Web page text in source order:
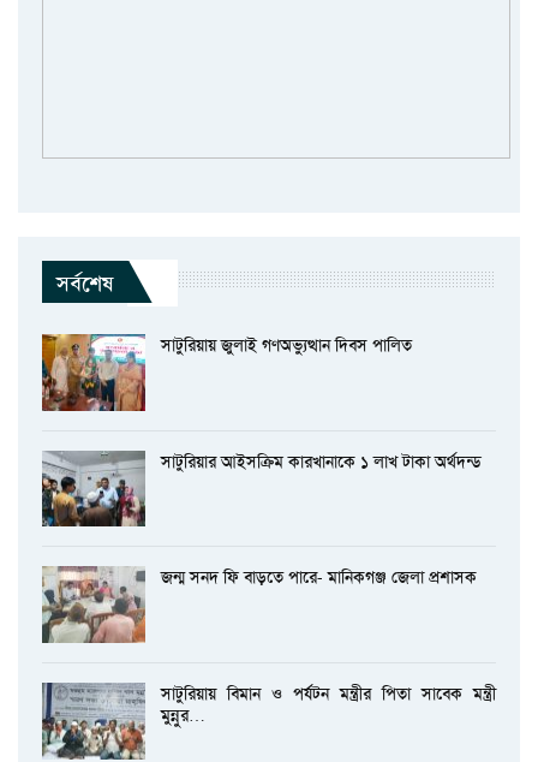
সর্বশেষ
সাটুরিয়ায় জুলাই গণঅভ্যুত্থান দিবস পালিত
সাটুরিয়ার আইসক্রিম কারখানাকে ১ লাখ টাকা অর্থদন্ড
জন্ম সনদ ফি বাড়তে পারে- মানিকগঞ্জ জেলা প্রশাসক
সাটুরিয়ায় বিমান ও পর্যটন মন্ত্রীর পিতা সাবেক মন্ত্রী
মুন্নুর…